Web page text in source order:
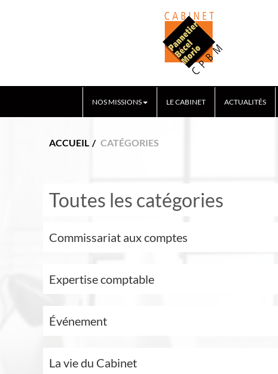
NOS MISSIONS LE CABINET ACTUALITÉS
ACCUEIL CATÉGORIES
Toutes les catégories
Commissariat aux comptes
Expertise comptable
Événement
La vie du Cabinet